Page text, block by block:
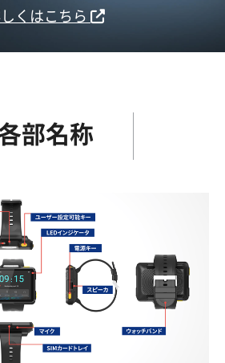
くはこちら
部名称